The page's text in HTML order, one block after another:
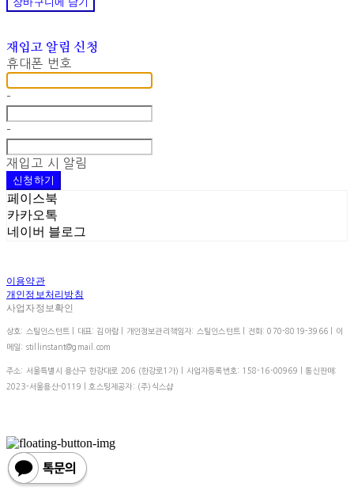
재입고 알림 신청
휴대폰 번호
-
-
재입고 시 알림
신청하기
페이스북
카카오톡
네이버 블로그
이용약관
개인정보처리방침
사업자정보확인
상호: 스틸인스턴트 | 대표: 김아람 | 개인정보관리책임자: 스틸인스턴트 | 전화: 070-8019-3966 | 이
메일: stillinstant@gmail.com
주소: 서울특별시 용산구 한강대로 206 (한강로1가) | 사업자등록번호: 158-16-00969 | 통신판매:
2023-서울용산-0119 | 호스팅제공자: (주)식스샵